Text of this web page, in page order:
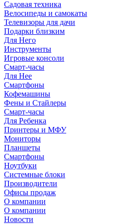
Садовая техника
Велосипеды и самокаты
Телевизоры для дачи
Подарки близким
Для Него
Инструменты
Игровые консоли
Смарт-часы
Для Нее
Смартфоны
Кофемашины
Фены и Стайлеры
Смарт-часы
Для Ребенка
Принтеры и МФУ
Мониторы
Планшеты
Смартфоны
Ноутбуки
Системные блоки
Производители
Офисы продаж
О компании
О компании
Новости